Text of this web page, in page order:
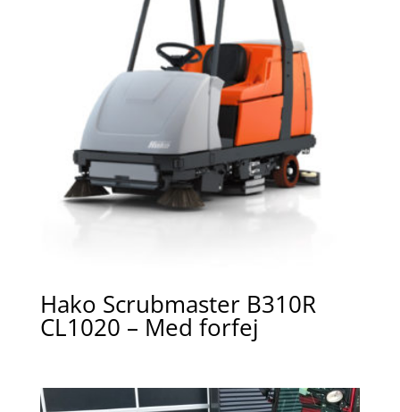
Hako Scrubmaster B310R
CL1020 – Med forfej